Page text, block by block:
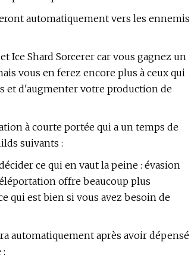
automatiquement vers les ennemis
Ice Shard Sorcerer car vous gagnez un
vous en ferez encore plus à ceux qui
et d'augmenter votre production de
à courte portée qui a un temps de
suivants :
ce qui en vaut la peine : évasion
offre beaucoup plus
qui est bien si vous avez besoin de
automatiquement après avoir dépensé
: